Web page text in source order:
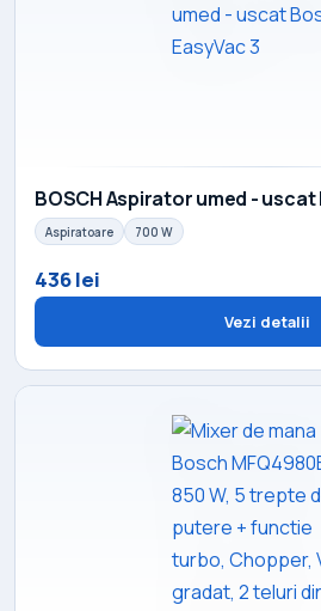
BOSCH Aspirator umed - uscat
Aspiratoare 700 W
436 lei
Vezi detalii